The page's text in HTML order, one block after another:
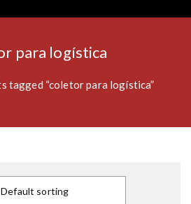
para logística
tagged “coletor para logística”